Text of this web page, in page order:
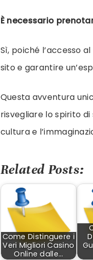
È necessario
Sì, poiché l’accesso al
sito e garantire
Questa avventura
risvegliare lo spirito
cultura e
Related Posts:
Come Distinguere i
Veri Migliori Casino
Online dalle…